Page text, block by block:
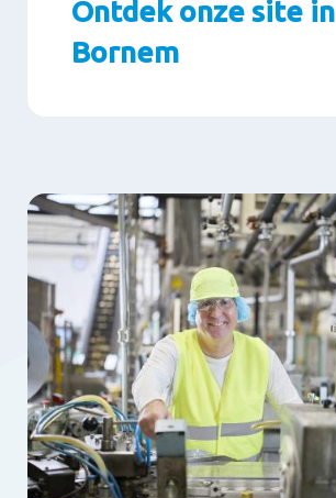
Ontdek onze site in
Bornem
Paragraphs